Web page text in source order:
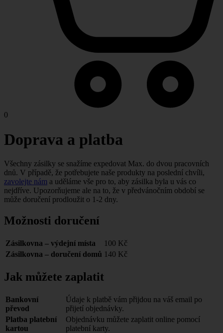
0
Doprava a platba
Všechny zásilky se snažíme expedovat Max. do dvou pracovních
dnů. V případě, že potřebujete naše produkty na poslední chvíli,
zavolejte nám a uděláme vše pro to, aby zásilka byla u vás co
nejdříve. Upozorňujeme ale na to, že v předvánočním období se
může doručení prodloužit o 1-2 dny.
Možnosti doručení
Zásilkovna – výdejní místa
100 Kč
Zásilkovna – doručení domů 140 Kč
Jak můžete zaplatit
Bankovní
převod
Údaje k platbě vám přijdou na váš email po
přijetí objednávky.
Platba platební
kartou
Objednávku můžete zaplatit online pomocí
platební karty.